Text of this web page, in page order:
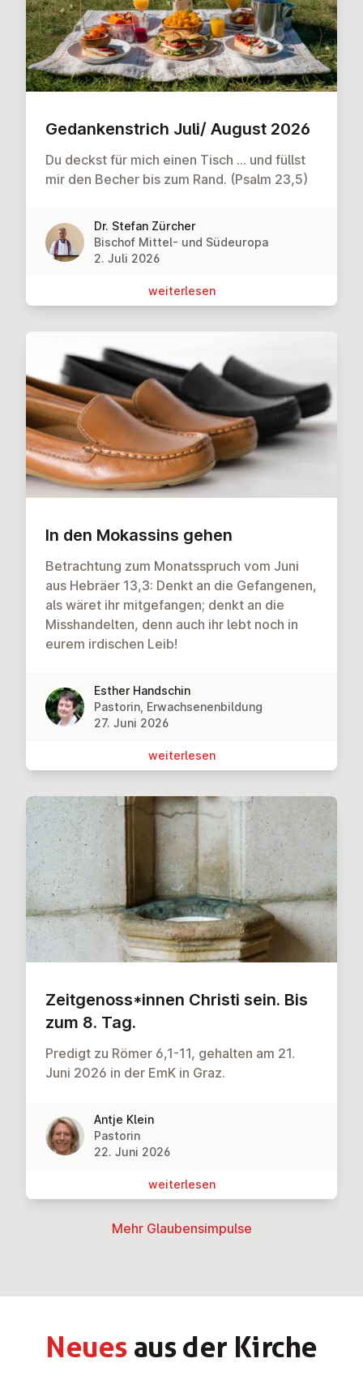
Ge­dan­ken­strich Juli/ August 2026
Du deckst für mich einen Tisch … und füllst
mir den Becher bis zum Rand. (Psalm 23,5)
Dr. Stefan Zürcher
Bischof Mittel- und Südeuropa
2. Juli 2026
wei­ter­le­sen
In den Mokassins gehen
Betrachtung zum Monatsspruch vom Juni
aus Hebräer 13,3: Denkt an die Gefangenen,
als wäret ihr mitgefangen; denkt an die
Misshandelten, denn auch ihr lebt noch in
eurem irdischen Leib!
Esther Handschin
Pastorin, Erwachsenenbildung
27. Juni 2026
wei­ter­le­sen
Zeit­ge­noss*innen Christi sein. Bis
zum 8. Tag.
Predigt zu Römer 6,1-11, gehalten am 21.
Juni 2026 in der EmK in Graz.
Antje Klein
Pastorin
22. Juni 2026
wei­ter­le­sen
Mehr Glau­bens­im­pul­se
Neues aus der Kirche